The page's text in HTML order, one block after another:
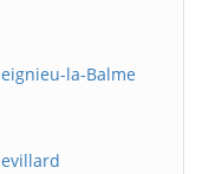
la-Balme